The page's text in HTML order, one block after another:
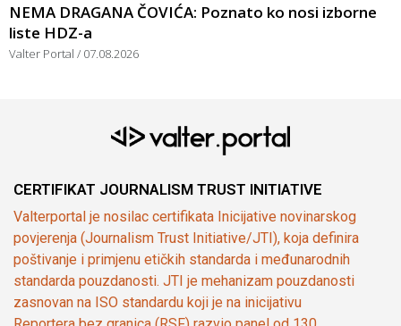
NEMA DRAGANA ČOVIĆA: Poznato ko nosi izborne
liste HDZ-a
Valter Portal 07.08.2026
CERTIFIKAT JOURNALISM TRUST INITIATIVE
Valterportal je nosilac certifikata Inicijative novinarskog
povjerenja (Journalism Trust Initiative/JTI), koja definira
poštivanje i primjenu etičkih standarda i međunarodnih
standarda pouzdanosti. JTI je mehanizam pouzdanosti
zasnovan na ISO standardu koji je na inicijativu